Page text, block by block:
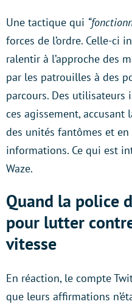
Une tactique qui
forces de l’ordre. Celle-ci
ralentir à l’approche des
par les patrouilles à des
parcours. Des
ces agissement,
des unités fantômes et
informations. Ce qui est
Waze.
Quand la police
pour lutter
vitesse
En réaction, le compte
que leurs affirmations